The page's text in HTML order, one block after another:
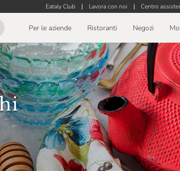
Eataly Club | Lavora con noi | Centro
Per le aziende Ristoranti Negozi